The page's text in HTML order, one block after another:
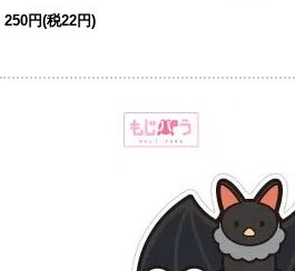
250円(税22円)